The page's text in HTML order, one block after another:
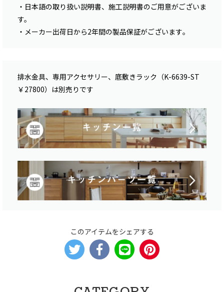
・日本語の取り扱い説明書、施工説明書のご用意がございま
す。
・メーカー出荷日から2年間の製品保証がございます｡
排水金具、専用アクセサリー、底敷きラック（K-6639-ST
￥27800）は別売りです
このアイテムをシェアする